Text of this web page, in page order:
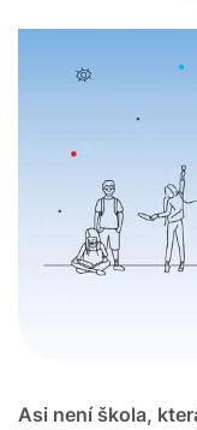
Asi není škola,